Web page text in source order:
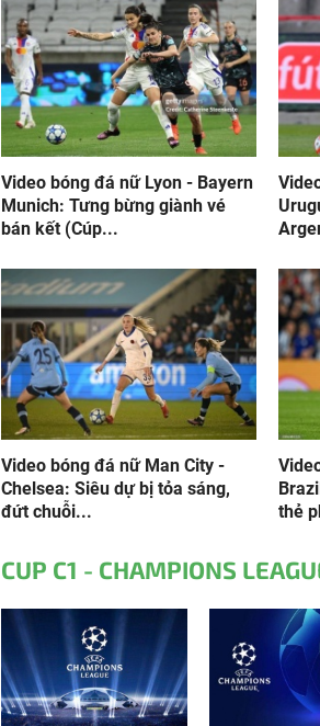
Video bóng đá nữ Lyon - Bayern
Munich: Tưng bừng giành vé
bán kết (Cúp...
Video bóng đá nữ Man City -
Chelsea: Siêu dự bị tỏa sáng,
đứt chuỗi...
thẻ
CUP C1 - CHAMPIONS